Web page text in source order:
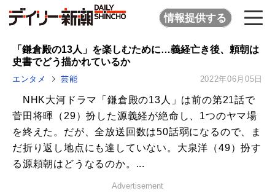
情報提供する
「鎌倉殿の13人」を楽しむために…義経亡き後、頼朝は
史書でどう描かれているか
エンタメ 芸能 2022年06月05日
NHK大河ドラマ「鎌倉殿の13人」は前の第21話で
菅田将暉（29）扮した源義経が絶命し、1つのヤマ場
を終えた。だが、全放送回数は50話弱になるので、ま
だ折り返し地点にも達していない。大泉洋（49）扮す
る源頼朝はどうなるのか。...
Advertisement